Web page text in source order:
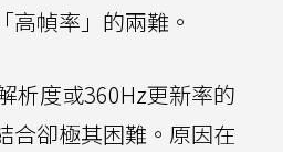
高幀率」的兩難。
析度或360Hz更新率的
合卻極其困難。原因在